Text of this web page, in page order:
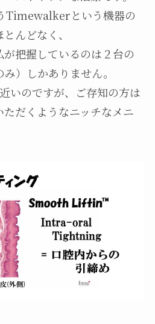
という機器の
んどなく、
把握しているのは２台の
）しかありません。
いのですが、ご存知の方は
だくようなニッチなメニ